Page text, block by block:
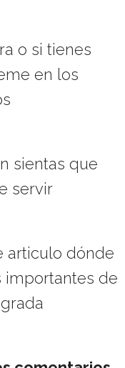
o si tienes
en los
sientas que
servir
articulo dónde
importantes de